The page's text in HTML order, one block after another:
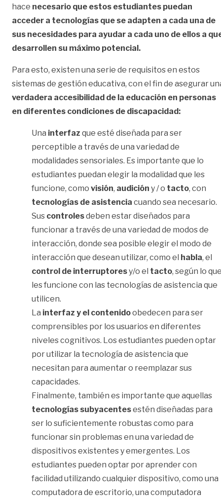
hace necesario que estos estudiantes puedan
acceder a tecnologías que se adapten a cada una de
sus necesidades para ayudar a cada uno de ellos a
desarrollen su máximo potencial.
Para esto, existen una serie de requisitos en estos
sistemas de gestión educativa, con el fin de asegurar
verdadera accesibilidad de la educación en personas
en diferentes condiciones de discapacidad:
Una interfaz que esté diseñada para ser
perceptible a través de una variedad de
modalidades sensoriales. Es importante que lo
estudiantes puedan elegir la modalidad que les
funcione, como visión, audición y / o tacto, con
tecnologías de asistencia cuando sea necesario.
Sus controlesdeben estar diseñados para
funcionar a través de una variedad de modos de
interacción, donde sea posible elegir el modo de
interacción que desean utilizar, como el habla, el
control de interruptoresy/o el tacto, según lo
les funcione con las tecnologías de asistencia que
utilicen.
La interfaz y el contenidoobedecen para ser
comprensibles por los usuarios en diferentes
niveles cognitivos. Los estudiantes pueden optar
por utilizar la tecnología de asistencia que
necesitan para aumentar o reemplazar sus
capacidades.
Finalmente, también es importante que aquellas
tecnologías subyacentesestén diseñadas para
ser lo suficientemente robustas como para
funcionar sin problemas en una variedad de
dispositivos existentes y emergentes. Los
estudiantes pueden optar por aprender con
facilidad utilizando cualquier dispositivo, como una
computadora de escritorio, una computadora